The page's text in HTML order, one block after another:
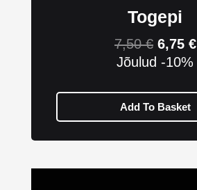
Togepi
7,50€ 6,75 €
Jõulud -10%
Add To Basket